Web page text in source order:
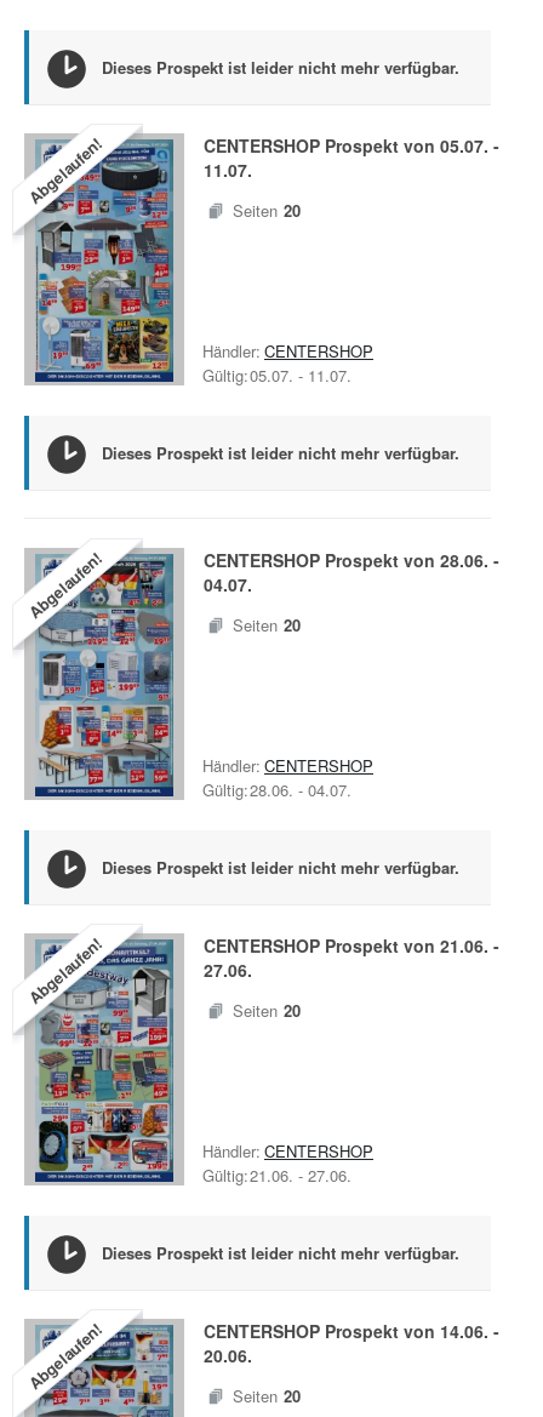
Dieses Prospekt ist leider nicht mehr verfügbar.
Abgelaufen! CENTERSHOP Prospekt von 05.07. -
11.07.
Seiten 20
Gültig:05.07. - 11.07.
Händler: CENTERSHOP
Dieses Prospekt ist leider nicht mehr verfügbar.
Abgelaufen! CENTERSHOP Prospekt von 28.06. -
04.07.
Seiten 20
Gültig:28.06. - 04.07.
Händler: CENTERSHOP
Dieses Prospekt ist leider nicht mehr verfügbar.
Abgelaufen! CENTERSHOP Prospekt von 21.06. -
27.06.
Seiten 20
Gültig:21.06. - 27.06.
Händler: CENTERSHOP
Dieses Prospekt ist leider nicht mehr verfügbar.
Abgelaufen! CENTERSHOP Prospekt von 14.06. -
20.06.
Seiten 20